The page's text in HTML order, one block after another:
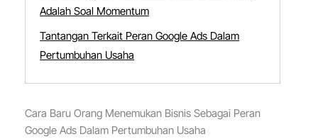
Adalah Soal Momentum
Tantangan Terkait Peran Google Ads Dalam
Pertumbuhan Usaha
Cara Baru Orang Menemukan Bisnis Sebagai Peran
Google Ads Dalam Pertumbuhan Usaha